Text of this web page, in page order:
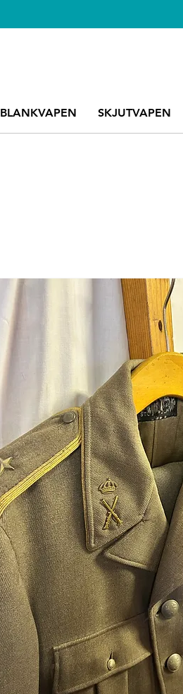
BLANKVAPEN SKJUTVAPEN